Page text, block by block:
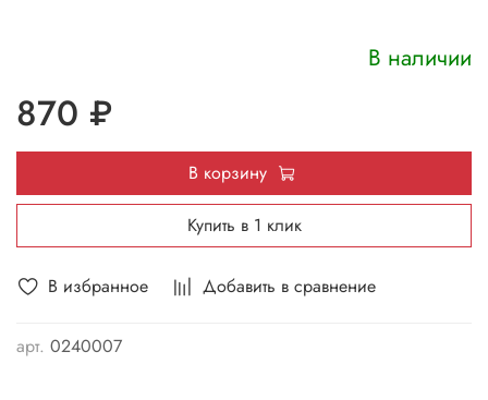
В избранное Добавить в сравнение
арт. 0240007
В наличии
870 ₽
В корзину
Купить в 1 клик